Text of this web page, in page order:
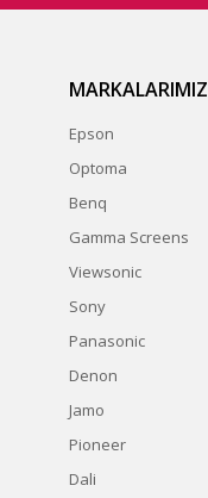
MARKALARIMIZ
Epson
Optoma
Benq
Gamma Screens
Viewsonic
Sony
Panasonic
Denon
Jamo
Pioneer
Dali